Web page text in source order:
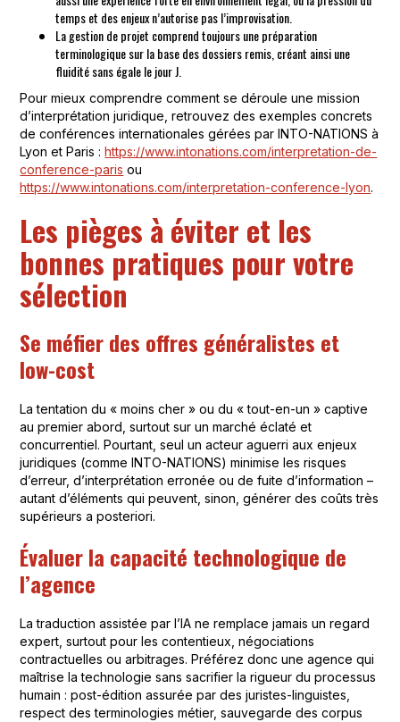
temps et des enjeux n’autorise pas l’improvisation.
La gestion de projet comprend toujours une préparation
terminologique sur la base des dossiers remis, créant ainsi une
fluidité sans égale le jour J.
Pour mieux comprendre comment se déroule une mission
d’interprétation juridique, retrouvez des exemples concrets
de conférences internationales gérées par INTO-NATIONS à
Lyon et Paris :https://www.intonations.com/interpretation-de-
conference-paris ou
https://www.intonations.com/interpretation-conference-lyon.
Les pièges à éviter et les
bonnes pratiques pour votre
sélection
Se méfier des offres généralistes et
low-cost
La tentation du « moins cher » ou du « tout-en-un » captive
au premier abord, surtout sur un marché éclaté et
concurrentiel. Pourtant, seul un acteur aguerri aux enjeux
juridiques (comme INTO-NATIONS) minimise les risques
d’erreur, d’interprétation erronée ou de fuite d’information –
autant d’éléments qui peuvent, sinon, générer des coûts très
supérieurs a posteriori.
Évaluer la capacité technologique de
l’agence
La traduction assistée par l’IA ne remplace jamais un regard
expert, surtout pour les contentieux, négociations
contractuelles ou arbitrages. Préférez donc une agence qui
maîtrise la technologie sans sacrifier la rigueur du processus
humain : post-édition assurée par des juristes-linguistes,
respect des terminologies métier, sauvegarde des corpus